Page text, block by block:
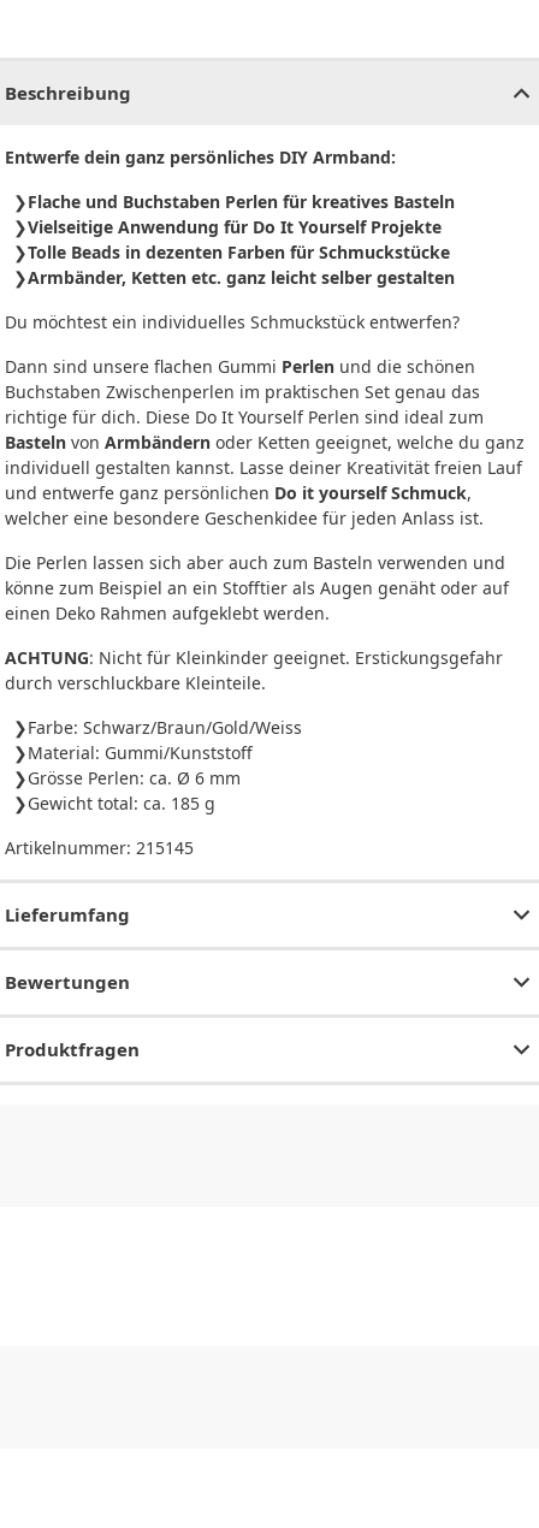
Beschreibung
Entwerfe dein ganz persönliches DIY Armband:
Flache und Buchstaben Perlen für kreatives Basteln
Vielseitige Anwendung für Do It Yourself Projekte
Tolle Beads in dezenten Farben für Schmuckstücke
Armbänder, Ketten etc. ganz leicht selber gestalten
Du möchtest ein individuelles Schmuckstück entwerfen?
Dann sind unsere flachen Gummi Perlen und die schönen
Buchstaben Zwischenperlen im praktischen Set genau das
richtige für dich. Diese Do It Yourself Perlen sind ideal zum
Basteln von Armbändern oder Ketten geeignet, welche du ganz
individuell gestalten kannst. Lasse deiner Kreativität freien Lauf
und entwerfe ganz persönlichen Do it yourself Schmuck,
welcher eine besondere Geschenkidee für jeden Anlass ist.
Die Perlen lassen sich aber auch zum Basteln verwenden und
könne zum Beispiel an ein Stofftier als Augen genäht oder auf
einen Deko Rahmen aufgeklebt werden.
ACHTUNG: Nicht für Kleinkinder geeignet. Erstickungsgefahr
durch verschluckbare Kleinteile.
Farbe: Schwarz/Braun/Gold/Weiss
Material: Gummi/Kunststoff
Grösse Perlen: ca. Ø 6 mm
Gewicht total: ca. 185 g
Artikelnummer: 215145
Lieferumfang
Bewertungen
Produktfragen